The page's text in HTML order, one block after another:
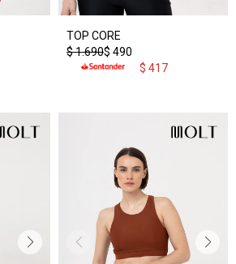
TOP CORE
$ 490
$1.690
$ 417